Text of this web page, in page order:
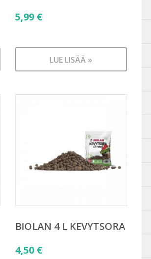
5,99 €
LUE LISÄÄ »
BIOLAN 4 L KEVYTSORA
4,50 €